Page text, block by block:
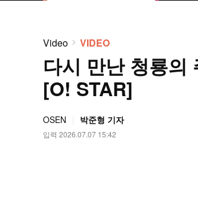
Video VIDEO
다시 만난 청룡의
[O! STAR]
OSEN 박준형 기자
입력 2026.07.07 15:42